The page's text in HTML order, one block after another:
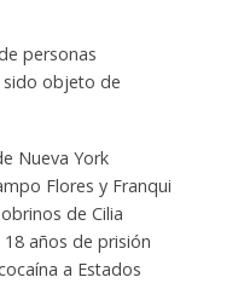
personas
sido objeto de
Nueva York
Flores y Franqui
de Cilia
años de prisión
a Estados